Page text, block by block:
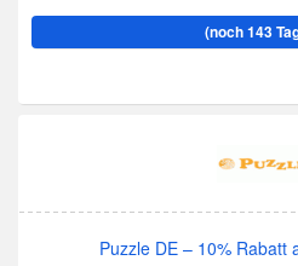
(noch 143
Puzzle DE – 10% Rabatt